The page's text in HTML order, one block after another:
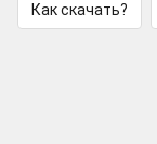
Как скачать?